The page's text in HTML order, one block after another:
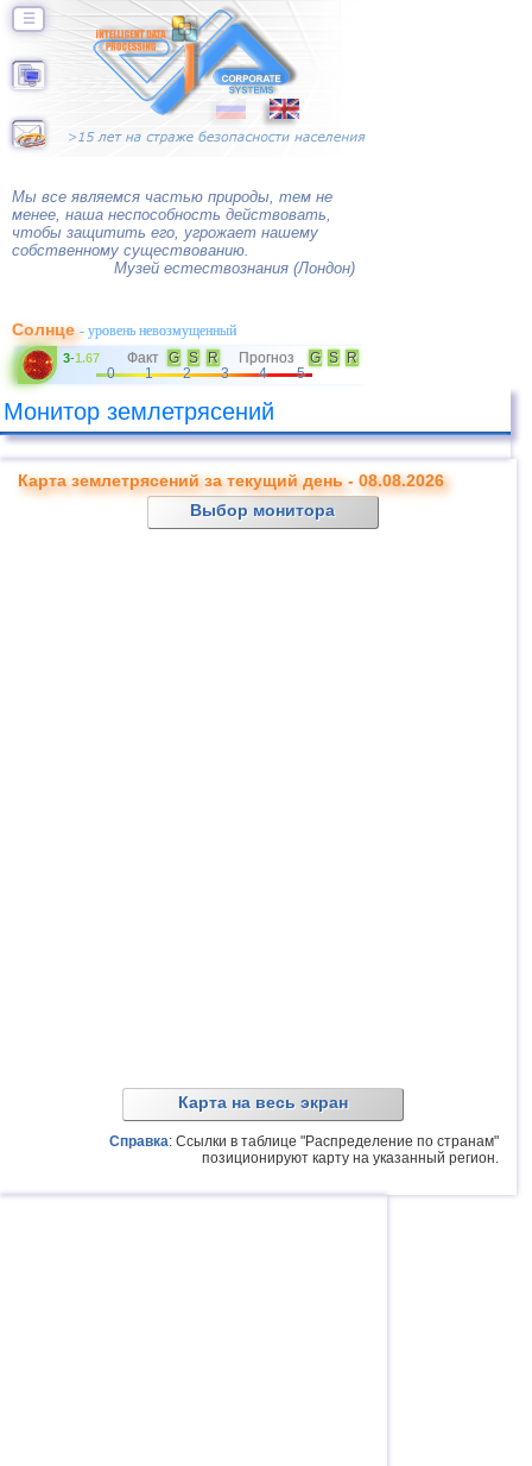
☰
Мы все являемся частью природы, тем не
менее, наша неспособность действовать,
чтобы защитить его, угрожает нашему
собственному существованию.
Музей естествознания (Лондон)
Солнце- уровень невозмущенный
3-1.67 Факт G S R Прогноз G S
R
0
1 2 3 4 5
Монитор землетрясений
Карта землетрясений за текущий день - 08.08.2026
Выбор монитора
Карта на весь экран
Справка: Ссылки в таблице "Распределение по странам"
позиционируют карту на указанный регион.